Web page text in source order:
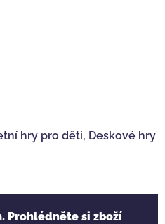
hry pro děti, Deskové hry
Prohlédněte si zboží